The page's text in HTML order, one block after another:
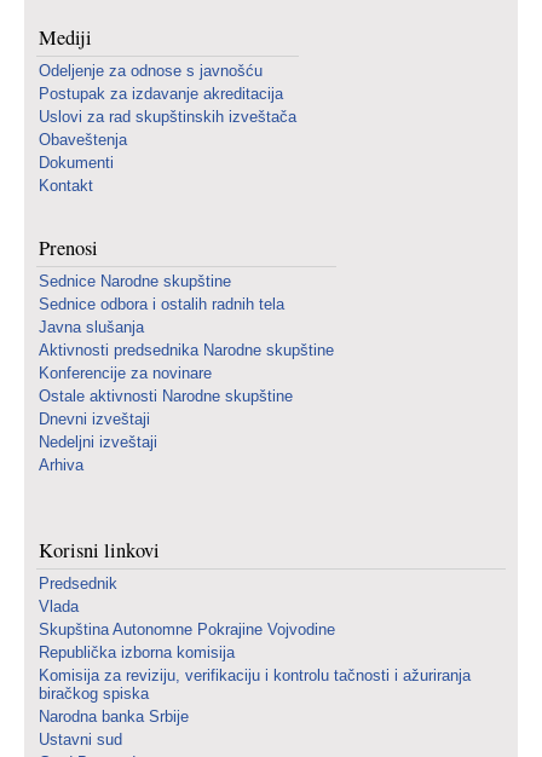
Mediji
Odeljenje za odnose s javnošću
Postupak za izdavanje akreditacija
Uslovi za rad skupštinskih izveštača
Obaveštenja
Dokumenti
Kontakt
Prenosi
Sednice Narodne skupštine
Sednice odbora i ostalih radnih tela
Javna slušanja
Aktivnosti predsednika Narodne skupštine
Konferencije za novinare
Ostale aktivnosti Narodne skupštine
Dnevni izveštaji
Nedeljni izveštaji
Arhiva
Korisni linkovi
Predsednik
Vlada
Skupština Autonomne Pokrajine Vojvodine
Republička izborna komisija
Komisija za reviziju, verifikaciju i kontrolu tačnosti i ažuriranja
biračkog spiska
Narodna banka Srbije
Ustavni sud